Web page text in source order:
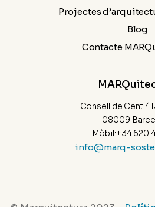
Projectes
Blog
Contacte
Consell de Cent
08009
Mòbil:+34 620
info@marq-